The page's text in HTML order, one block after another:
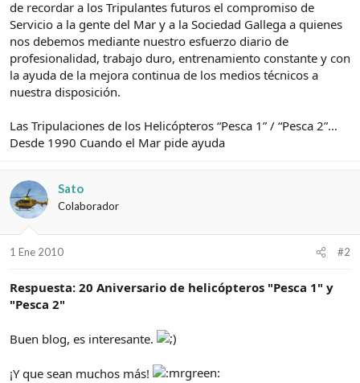
de recordar a los Tripulantes futuros el compromiso de
Servicio a la gente del Mar y a la Sociedad Gallega a quienes
nos debemos mediante nuestro esfuerzo diario de
profesionalidad, trabajo duro, entrenamiento constante y con
la ayuda de la mejora continua de los medios técnicos a
nuestra disposición.
Las Tripulaciones de los Helicópteros “Pesca 1” / “Pesca 2”…
Desde 1990 Cuando el Mar pide ayuda
Sato
Colaborador
1 Ene 2010 #2
Respuesta: 20 Aniversario de helicópteros "Pesca 1" y
"Pesca 2"
Buen blog, es interesante.
¡Y que sean muchos más!